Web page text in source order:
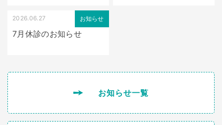
お知らせ
2026.06.27
7月休診のお知らせ
お知らせ一覧